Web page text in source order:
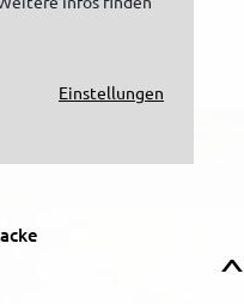
Einstellungen